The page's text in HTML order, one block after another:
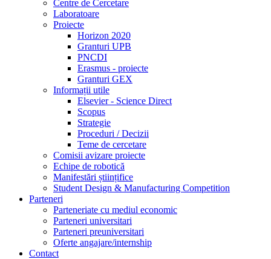
Centre de Cercetare
Laboratoare
Proiecte
Horizon 2020
Granturi UPB
PNCDI
Erasmus - proiecte
Granturi GEX
Informații utile
Elsevier - Science Direct
Scopus
Strategie
Proceduri / Decizii
Teme de cercetare
Comisii avizare proiecte
Echipe de robotică
Manifestări științifice
Student Design & Manufacturing Competition
Parteneri
Parteneriate cu mediul economic
Parteneri universitari
Parteneri preuniversitari
Oferte angajare/internship
Contact